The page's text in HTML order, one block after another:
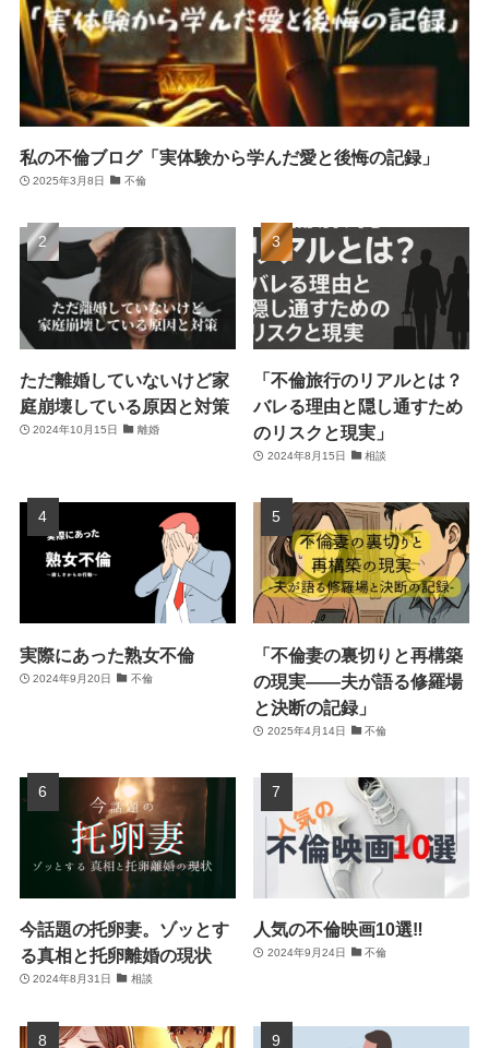
私の不倫ブログ「実体験から学んだ愛と後悔の記録」
2025年3月8日 不倫
ただ離婚していないけど家
庭崩壊している原因と対策
2024年10月15日 離婚
「不倫旅行のリアルとは？
バレる理由と隠し通すため
のリスクと現実」
2024年8月15日 相談
実際にあった熟女不倫
2024年9月20日 不倫
「不倫妻の裏切りと再構築
の現実――夫が語る修羅場
と決断の記録」
2025年4月14日 不倫
今話題の托卵妻。ゾッとす
る真相と托卵離婚の現状
2024年8月31日 相談
人気の不倫映画10選‼
2024年9月24日 不倫